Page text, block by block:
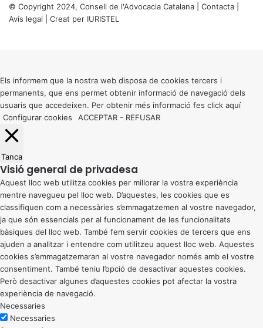
© Copyright 2024, Consell de l'Advocacia Catalana | Contacta
Avís legal | Creat per IURISTEL
button
Els informem que la nostra web disposa de cookies tercers i
permanents, que ens permet obtenir informació de navegació dels
usuaris que accedeixen. Per obtenir més informació fes click aquí
Configurar cookies
ACCEPTAR - REFUSAR
Tanca
Visió general de privadesa
Aquest lloc web utilitza cookies per millorar la vostra experiència
mentre navegueu pel lloc web. D’aquestes, les cookies que es
classifiquen com a necessàries s’emmagatzemen al vostre navegador,
ja que són essencials per al funcionament de les funcionalitats
bàsiques del lloc web. També fem servir cookies de tercers que ens
ajuden a analitzar i entendre com utilitzeu aquest lloc web. Aquestes
cookies s’emmagatzemaran al vostre navegador només amb el vostre
consentiment. També teniu l’opció de desactivar aquestes cookies.
Però desactivar algunes d’aquestes cookies pot afectar la vostra
experiència de navegació.
Necessaries
Necessaries